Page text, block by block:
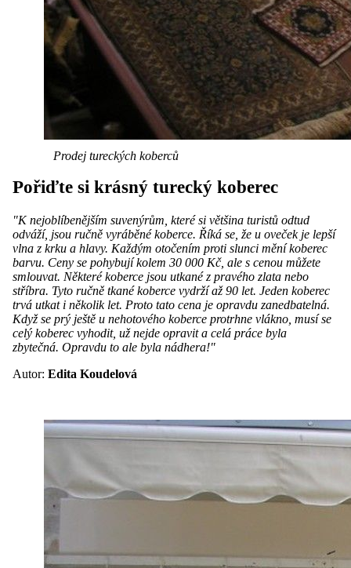
Prodej tureckých koberců
Pořiďte si krásný turecký koberec
"K nejoblíbenějším suvenýrům, které si většina turistů odtud
odváží, jsou ručně vyráběné koberce. Říká se, že u oveček je lepší
vlna z krku a hlavy. Každým otočením proti slunci mění koberec
barvu. Ceny se pohybují kolem 30 000 Kč, ale s cenou můžete
smlouvat. Některé koberce jsou utkané z pravého zlata nebo
stříbra. Tyto ručně tkané koberce vydrží až 90 let. Jeden koberec
trvá utkat i několik let. Proto tato cena je opravdu zanedbatelná.
Když se prý ještě u nehotového koberce protrhne vlákno, musí se
celý koberec vyhodit, už nejde opravit a celá práce byla
zbytečná. Opravdu to ale byla nádhera!"
Autor: Edita Koudelová